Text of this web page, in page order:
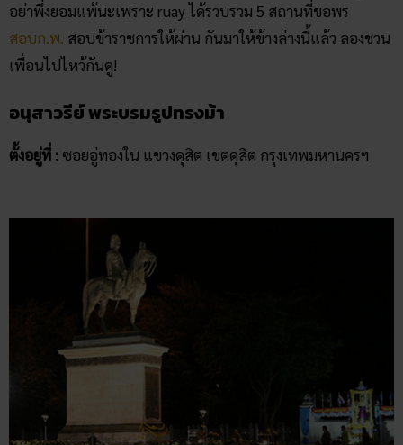
อย่าพึ่งยอมแพ้นะเพราะ ruay ได้รวบรวม 5 สถานที่ขอพร
สอบก.พ. สอบข้าราชการให้ผ่าน กันมาให้ข้างล่างนี้แล้ว ลองชวน
เพื่อนไปไหว้กันดู!
อนุสาวรีย์ พระบรมรูปทรงม้า
ตั้งอยู่ที่ : ซอยอู่ทองใน แขวงดุสิต เขตดุสิต กรุงเทพมหานครฯ